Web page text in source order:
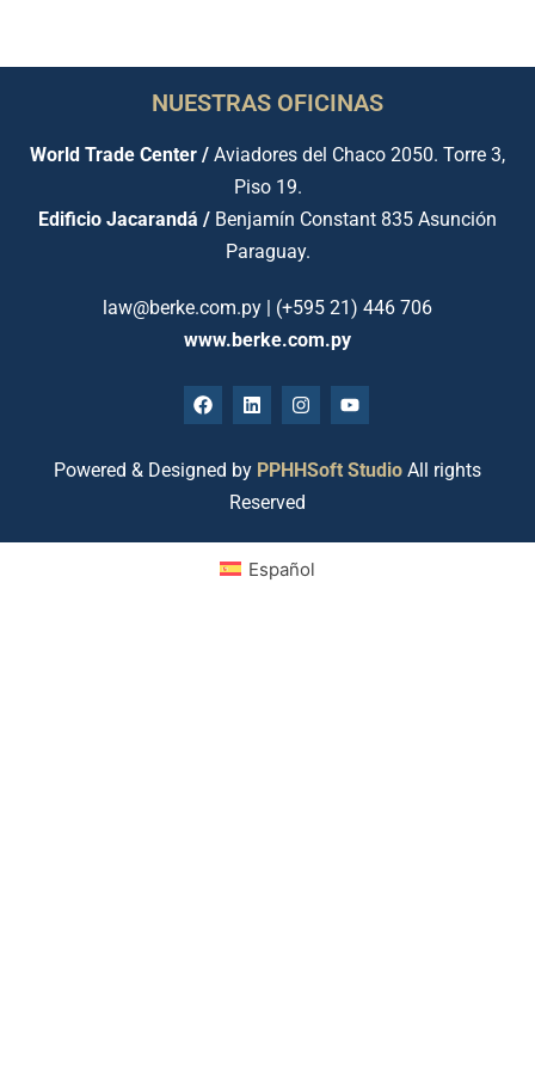
NUESTRAS OFICINAS
World Trade Center / Aviadores del Chaco 2050. Torre 3,
Piso 19.
Edificio Jacarandá / Benjamín Constant 835 Asunción
Paraguay.
law@berke.com.py | (+595 21) 446 706
www.berke.com.py
Powered & Designed by PPHHSoft Studio All rights
Reserved
Español